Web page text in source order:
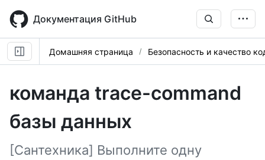
main
content
Документация GitHub
Домашняя страница Безопасность и качество
команда trace-command
базы данных
[Сантехника] Выполните одну